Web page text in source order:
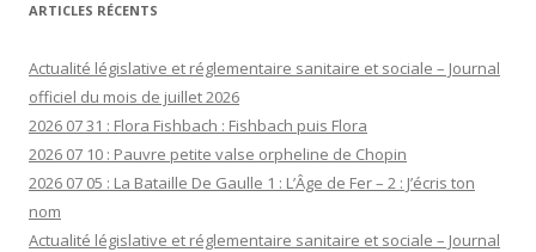
ARTICLES RÉCENTS
Actualité législative et réglementaire sanitaire et sociale – Journal
officiel du mois de juillet 2026
2026 07 31 : Flora Fishbach : Fishbach puis Flora
2026 07 10 : Pauvre petite valse orpheline de Chopin
2026 07 05 : La Bataille De Gaulle 1 : L’Âge de Fer – 2 : J’écris ton
nom
Actualité législative et réglementaire sanitaire et sociale – Journal